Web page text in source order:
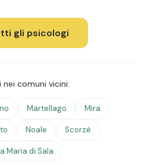
gli psicologi
nei comuni vicini:
Martellago Mira
Noale Scorzè
Maria di Sala